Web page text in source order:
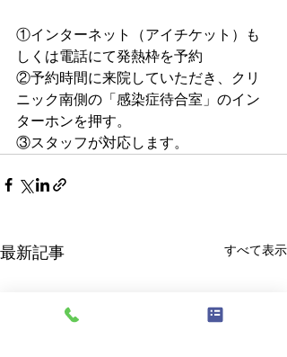
①インターネット（アイチケット）も
しくは電話にて発熱枠を予約
②予約時間に来院していただき、クリ
ニック南側の「感染症待合室」のイン
ターホンを押す。
③スタッフが対応します。
最新記事 すべて表示